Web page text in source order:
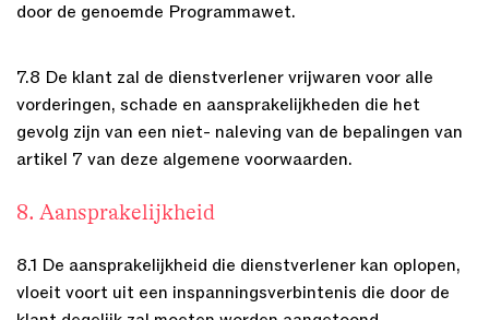
door de genoemde Programmawet.
7.8 De klant zal de dienstverlener vrijwaren voor alle
vorderingen, schade en aansprakelijkheden die het
gevolg zijn van een niet- naleving van de bepalingen van
artikel 7 van deze algemene voorwaarden.
8. Aansprakelijkheid
8.1 De aansprakelijkheid die dienstverlener kan oplopen,
vloeit voort uit een inspanningsverbintenis die door de